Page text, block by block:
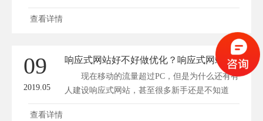
道...
查看详情
09
2019.05
响应式网站好不好做优化？响应式网站优化优缺点有哪些?
现在移动的流量超过PC，但是为什么还有有
人建设响应式网站，甚至很多新手还是不知道
什...
查看详情